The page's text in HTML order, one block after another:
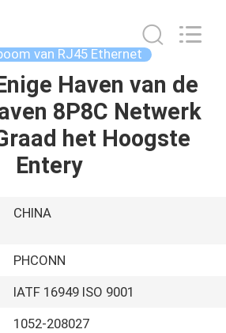
van RJ45 Ethernet
Haven van de
8P8C Netwerk
het Hoogste
Entery
CHINA
PHCONN
IATF 16949 ISO 9001
1052-208027